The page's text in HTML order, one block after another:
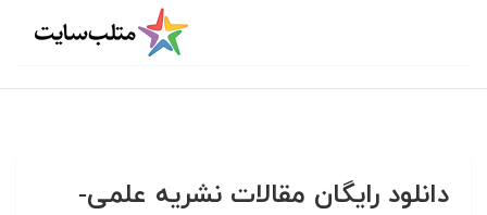
دانلود رایگان مقالات نشریه علمی-